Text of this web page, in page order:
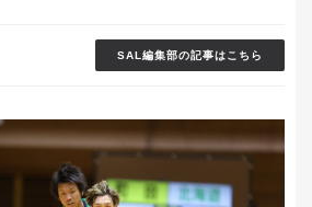
SAL編集部の記事はこちら